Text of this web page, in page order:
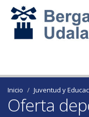
Inicio Juventud y
Oferta